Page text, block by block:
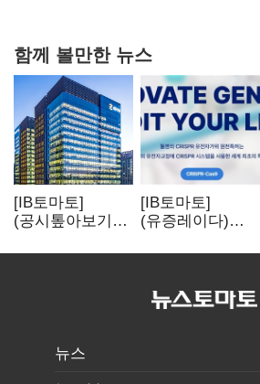
함께 볼만한 뉴스
[IB토마토]
(공시톺아보기)
바로 매출로
[IB토마토]
(유증레이다)
3분의 1 토막…
비용부터 챙긴다
뉴스